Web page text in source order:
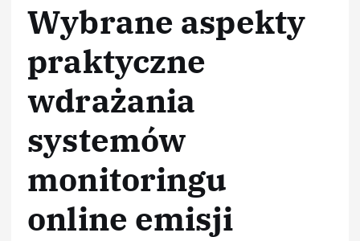
Wybrane aspekty
praktyczne
wdrażania
systemów
monitoringu
online emisji